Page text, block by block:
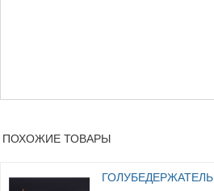
ПОХОЖИЕ ТОВАРЫ
ГОЛУБЕДЕРЖАТЕЛЬ